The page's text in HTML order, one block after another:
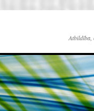
Atbildība,